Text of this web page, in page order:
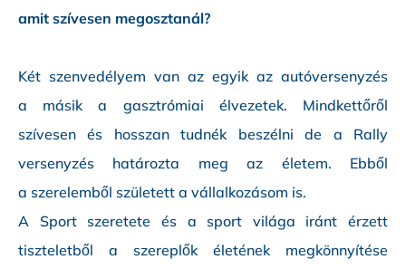
amit szívesen megosztanál?
Két szenvedélyem van az egyik az autóversenyzés
a másik a gasztrómiai élvezetek. Mindkettőről
szívesen és hosszan tudnék beszélni de a Rally
versenyzés határozta meg az életem. Ebből
a szerelemből született a vállalkozásom is.
A Sport szeretete és a sport világa iránt érzett
tiszteletből a szereplők életének megkönnyítése